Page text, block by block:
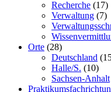
Recherche (17)
Verwaltung (7)
Orte (28)
Deutschland
Halle/S. (10)
Sachsen-Anhalt